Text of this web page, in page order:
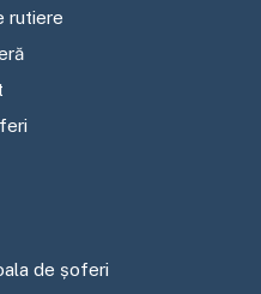
rutiere
de șoferi